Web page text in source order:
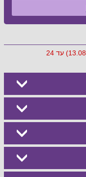
- 7000 ₪ ללילה למזמינים 2 לילות בחמישי (13.08) עד 24